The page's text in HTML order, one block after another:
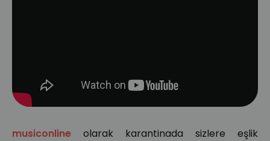
musiconline
olarak karantinada sizlere eşlik